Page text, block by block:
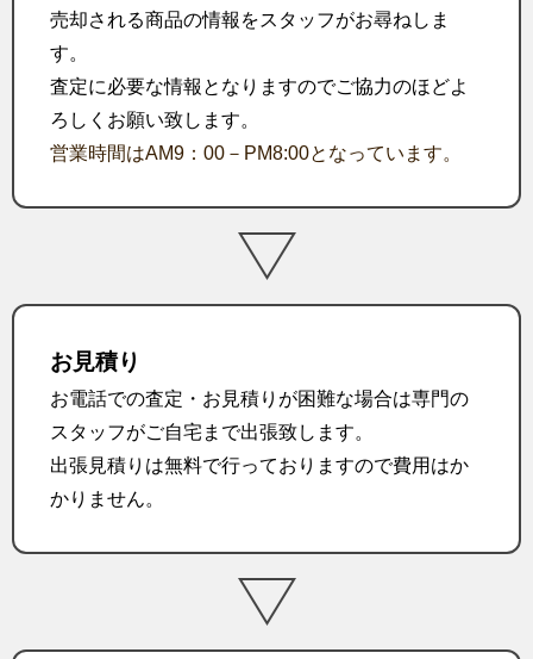
売却される商品の情報をスタッフがお尋ねしま
す。
査定に必要な情報となりますのでご協力のほどよ
ろしくお願い致します。
営業時間はAM9：00－PM8:00となっています。
お見積り
お電話での査定・お見積りが困難な場合は専門の
スタッフがご自宅まで出張致します。
出張見積りは無料で行っておりますので費用はか
かりません。